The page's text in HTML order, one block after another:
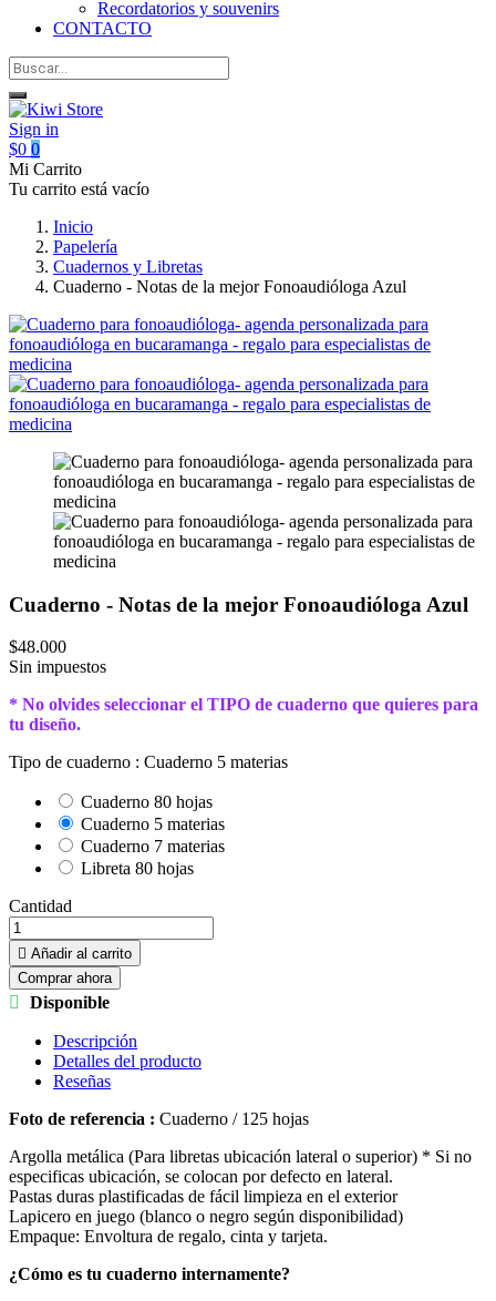
Recordatorios y souvenirs
CONTACTO
Sign in
$0 0
Mi Carrito
Tu carrito está vacío
Inicio
Papelería
Cuadernos y Libretas
Cuaderno - Notas de la mejor Fonoaudióloga Azul
Cuaderno - Notas de la mejor Fonoaudióloga Azul
$48.000
Sin impuestos
* No olvides seleccionar el TIPO de cuaderno que quieres para
tu diseño.
Tipo de cuaderno : Cuaderno 5 materias
Cuaderno 80 hojas
Cuaderno 5 materias
Cuaderno 7 materias
Libreta 80 hojas
Cantidad
 Añadir al carrito
Comprar ahora
 Disponible
Descripción
Detalles del producto
Reseñas
Foto de referencia : Cuaderno / 125 hojas
Argolla metálica (Para libretas ubicación lateral o superior) * Si no
especificas ubicación, se colocan por defecto en lateral.
Pastas duras plastificadas de fácil limpieza en el exterior
Lapicero en juego (blanco o negro según disponibilidad)
Empaque: Envoltura de regalo, cinta y tarjeta.
¿Cómo es tu cuaderno internamente?